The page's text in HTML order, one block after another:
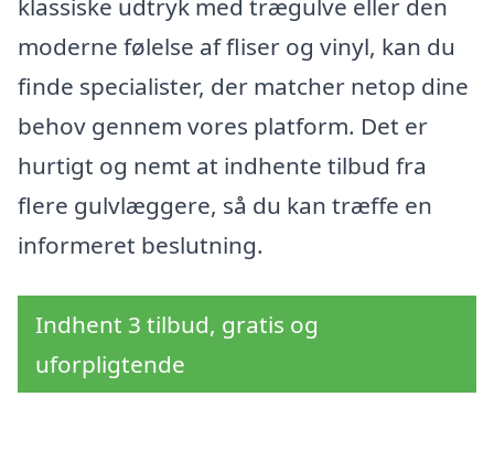
klassiske udtryk med trægulve eller den
moderne følelse af fliser og vinyl, kan du
finde specialister, der matcher netop dine
behov gennem vores platform. Det er
hurtigt og nemt at indhente tilbud fra
flere gulvlæggere, så du kan træffe en
informeret beslutning.
Indhent 3 tilbud, gratis og
uforpligtende